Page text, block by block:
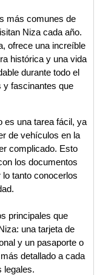
más comunes de
Niza cada año.
ofrece una increíble
histórica y una vida
durante todo el
y fascinantes que
es una tarea fácil, ya
de vehículos en la
complicado. Esto
los documentos
tanto conocerlos
principales que
una tarjeta de
y un pasaporte o
detallado a cada
legales.